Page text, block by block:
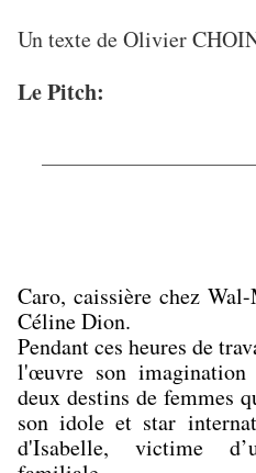
Un texte de Olivier
Le Pitch:
Caro, caissière chez
Céline Dion.
Pendant ces heures de
l'œuvre son imagination
deux destins de femmes
son idole et star
d'Isabelle, victime